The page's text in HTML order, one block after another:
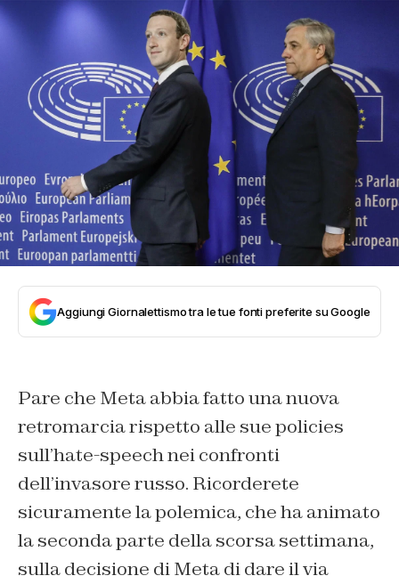
Aggiungi Giornalettismo tra le tue fonti preferite su Google
Pare che Meta abbia fatto una nuova
retromarcia rispetto alle sue policies
sull’hate-speech nei confronti
dell’invasore russo. Ricorderete
sicuramente la polemica, che ha animato
la seconda parte della scorsa settimana,
sulla decisione di Meta di dare il via